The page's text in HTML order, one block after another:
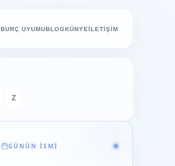
BURÇ UYUMUBLOGKÜNYEİLETİŞİM
Z
GÜNÜN İSMİ